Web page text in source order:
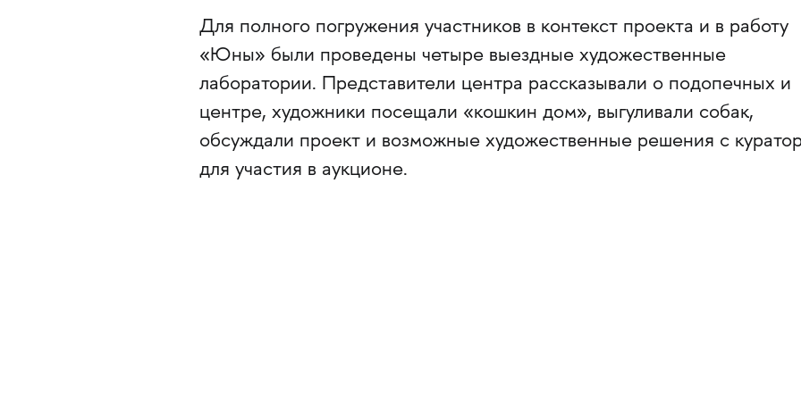
Для полного погружения участников в контекст проекта и в работу
«Юны» были проведены четыре выездные художественные
лаборатории. Представители центра рассказывали o подопечных и
центре, художники посещали «кошкин дом», выгуливали собак,
обсуждали проект и возможные художественные решения с
для участия в аукционе.